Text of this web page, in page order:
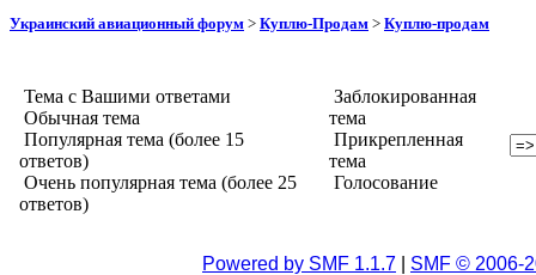
Украинский авиационный форум > Куплю-Продам > Куплю-продам
Тема с Вашими ответами
Обычная тема
Популярная тема (более 15
ответов)
Очень популярная тема (более 25
ответов)
Заблокированная
тема
Прикрепленная
тема
Голосование
Powered by SMF 1.1.7 SMF © 2006-